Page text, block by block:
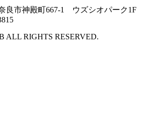
良市神殿町667-1
ウズシオパーク1F
ALL RIGHTS RESERVED.